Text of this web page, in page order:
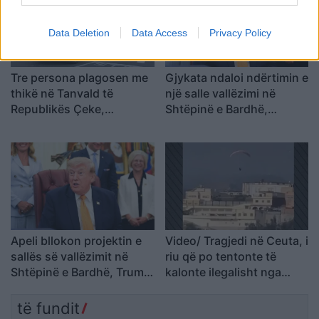
Data Deletion Data Access Privacy Policy
Tre persona plagosen me
thikë në Tanvald të
Republikës Çeke,
Gjykata ndaloi ndërtimin e
një salle vallëzimi në
Shtëpinë e Bardhë,
çojmë çështjen në
Apeli bllokon projektin e
sallës së vallëzimit në
Shtëpinë e Bardhë, Trump
Supreme: Vendim politik
Video/ Tragjedi në Ceuta, i
riu që po tentonte të
kalonte ilegalisht nga
të fundit